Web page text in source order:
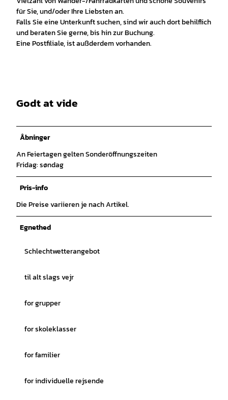
für Sie, und/oder Ihre Liebsten an.
Falls Sie eine Unterkunft suchen, sind wir auch dort behilflich
und beraten Sie gerne, bis hin zur Buchung.
Eine Postfiliale, ist außderdem vorhanden.
Godt at vide
Åbninger
An Feiertagen gelten Sonderöffnungszeiten
Fridag: søndag
Pris-info
Die Preise variieren je nach Artikel.
Egnethed
Schlechtwetterangebot
til alt slags vejr
for grupper
for skoleklasser
for familier
for individuelle rejsende